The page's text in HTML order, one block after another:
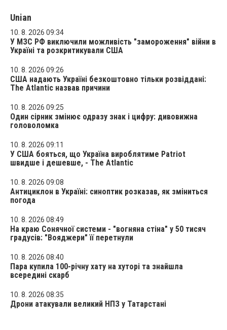
Unian
10. 8. 2026 09:34
У МЗС РФ виключили можливість "замороження" війни в
Україні та розкритикували США
10. 8. 2026 09:26
США надають Україні безкоштовно тільки розвіддані:
The Atlantic назвав причини
10. 8. 2026 09:25
Один сірник змінює одразу знак і цифру: дивовижна
головоломка
10. 8. 2026 09:11
У США бояться, що Україна вироблятиме Patriot
швидше і дешевше, - The Atlantic
10. 8. 2026 09:08
Антициклон в Україні: синоптик розказав, як зміниться
погода
10. 8. 2026 08:49
На краю Сонячної системи - "вогняна стіна" у 50 тисяч
градусів: "Вояджери" її перетнули
10. 8. 2026 08:40
Пара купила 100-річну хату на хуторі та знайшла
всередині скарб
10. 8. 2026 08:35
Дрони атакували великий НПЗ у Татарстані